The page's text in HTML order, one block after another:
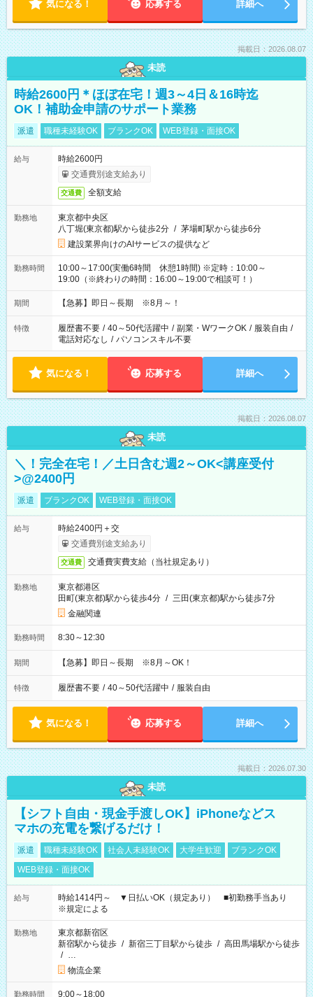
気になる！ 応募する 詳細へ
掲載日：2026.08.07
未読
時給2600円＊ほぼ在宅！週3～4日＆16時迄
OK！補助金申請のサポート業務
派遣 職種未経験OK ブランクOK WEB登録・面接OK
給与
時給2600円
交通費別途支給あり
交通費 全額支給
勤務地
東京都中央区
八丁堀(東京都)駅から徒歩2分 / 茅場町駅から徒歩6分
建設業界向けのAIサービスの提供など
勤務時間
10:00～17:00(実働6時間 休憩1時間) ※定時：10:00～
19:00（※終わりの時間：16:00～19:00で相談可！）
期間 【急募】即日～長期 ※8月～！
特徴 履歴書不要 / 40～50代活躍中 / 副業・WワークOK / 服装自由 /
電話対応なし / パソコンスキル不要
気になる！ 応募する 詳細へ
掲載日：2026.08.07
未読
＼！完全在宅！／土日含む週2～OK<講座受付
>@2400円
派遣 ブランクOK WEB登録・面接OK
給与
時給2400円＋交
交通費別途支給あり
交通費 交通費実費支給（当社規定あり）
勤務地
東京都港区
田町(東京都)駅から徒歩4分 / 三田(東京都)駅から徒歩7分
金融関連
勤務時間 8:30～12:30
期間 【急募】即日～長期 ※8月～OK！
特徴 履歴書不要 / 40～50代活躍中 / 服装自由
気になる！ 応募する 詳細へ
掲載日：2026.07.30
未読
【シフト自由・現金手渡しOK】iPhoneなどス
マホの充電を繋げるだけ！
派遣 職種未経験OK 社会人未経験OK 大学生歓迎
ブランクOK
WEB登録・面接OK
給与
時給1414円～ ▼日払いOK（規定あり） ■初勤務手当あり
※規定による
勤務地
東京都新宿区
新宿駅から徒歩 / 新宿三丁目駅から徒歩 / 高田馬場駅から徒歩
/ …
物流企業
勤務時間 9:00～18:00